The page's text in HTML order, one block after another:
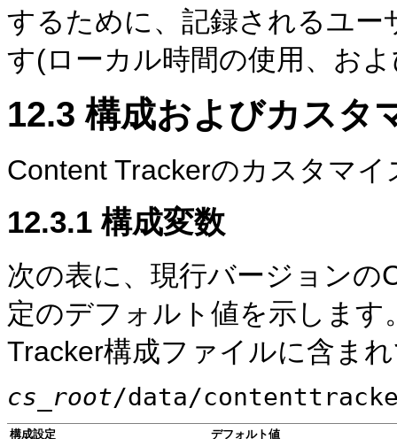
するために、記録されるユ
す(ローカル時間の使用、お
12.3 構成およびカスタ
Content Trackerのカスタマ
12.3.1 構成変数
次の表に、現行バージョンの
定のデフォルト値を示します
Tracker構成ファイルに含ま
cs_root/data/
構成設定
デフォルト値